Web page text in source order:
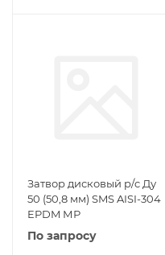
Затвор дисковый р/c Ду
50 (50,8 мм) SMS AISI-304
EPDM МР
По запросу